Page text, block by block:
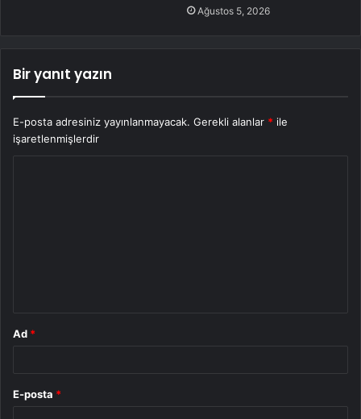
Ağustos 5, 2026
Bir yanıt yazın
E-posta adresiniz yayınlanmayacak. Gerekli alanlar * ile
işaretlenmişlerdir
Ad *
E-posta *